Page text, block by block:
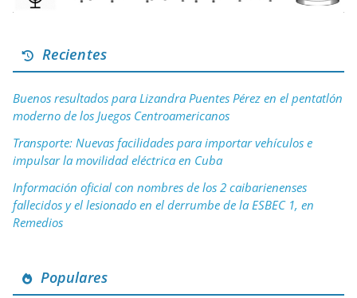
Recientes
Buenos resultados para Lizandra Puentes Pérez en el pentatlón
moderno de los Juegos Centroamericanos
Transporte: Nuevas facilidades para importar vehículos e
impulsar la movilidad eléctrica en Cuba
Información oficial con nombres de los 2 caibarienenses
fallecidos y el lesionado en el derrumbe de la ESBEC 1, en
Remedios
Populares